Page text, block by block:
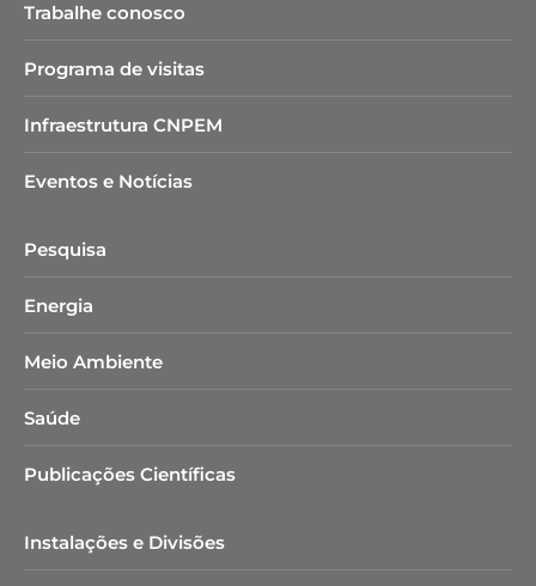
Trabalhe conosco
Programa de visitas
Infraestrutura CNPEM
Eventos e Notícias
Pesquisa
Energia
Meio Ambiente
Saúde
Publicações Científicas
Instalações e Divisões